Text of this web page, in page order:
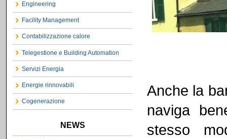
Engineering
Facility Management
Contabilizzazione calore
Telegestione e Building Automation
Servizi Energia
Energie rinnovabili
Cogenerazione
NEWS
Anche la
naviga
stesso